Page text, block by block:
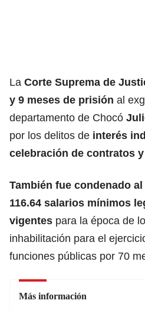
La Corte Suprema de
y 9 meses de prisión al
departamento de Chocó
por los delitos de interés
celebración de contratos
También fue condenado
116.64 salarios mínimos
vigentes para la época de
inhabilitación para el
funciones públicas por 70
Más información